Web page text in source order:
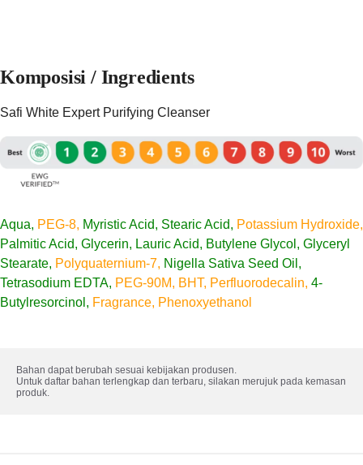
Komposisi / Ingredients
Safi White Expert Purifying Cleanser
Aqua, PEG-8, Myristic Acid, Stearic Acid, Potassium Hydroxide,
Palmitic Acid, Glycerin, Lauric Acid, Butylene Glycol, Glyceryl
Stearate, Polyquaternium-7, Nigella Sativa Seed Oil,
Tetrasodium EDTA, PEG-90M, BHT, Perfluorodecalin, 4-
Butylresorcinol, Fragrance, Phenoxyethanol
Bahan dapat berubah sesuai kebijakan produsen.
Untuk daftar bahan terlengkap dan terbaru, silakan merujuk pada kemasan
produk.